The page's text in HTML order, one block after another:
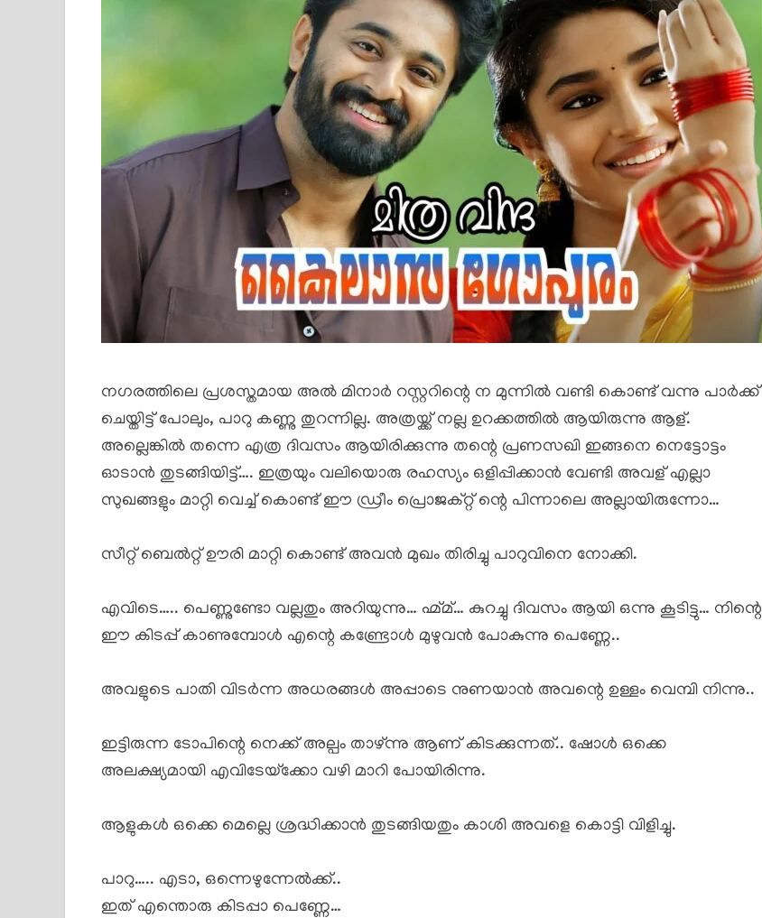
നഗരത്തിലെ പ്രശസ്തമായ അൽ മിനാർ റസ്റ്ററിന്റെ ന മുന്നിൽ വണ്ടി കൊണ്ട് വന്നു പാർക്ക്‌
ചെയ്തിട്ട് പോലും, പാറു കണ്ണു തുറന്നില്ല. അത്രയ്ക്ക് നല്ല ഉറക്കത്തിൽ ആയിരുന്നു ആള്.
അല്ലെങ്കിൽ തന്നെ എത്ര ദിവസം ആയിരിക്കുന്നു തന്റെ പ്രണസഖി ഇങ്ങനെ നെട്ടോട്ടം
ഓടാൻ തുടങ്ങിയിട്ട്…. ഇത്രയും വലിയൊരു രഹസ്യം ഒളിപ്പിക്കാൻ വേണ്ടി അവള് എല്ലാ
സുഖങ്ങളും മാറ്റി വെച്ച് കൊണ്ട് ഈ ഡ്രീം പ്രൊജക്റ്റ്‌ ന്റെ പിന്നാലെ അല്ലായിരുന്നോ…
സീറ്റ്‌ ബെൽറ്റ് ഊരി മാറ്റി കൊണ്ട് അവൻ മുഖം തിരിച്ചു പാറുവിനെ നോക്കി.
എവിടെ….. പെണ്ണുണ്ടോ വല്ലതും അറിയുന്നു… ഹ്മ്മ്… കുറച്ചു ദിവസം ആയി ഒന്നു കൂടിട്ടു… നിന്റെ
ഈ കിടപ്പ് കാണുമ്പോൾ എന്റെ കണ്ട്രോൾ മുഴുവൻ പോകുന്നു പെണ്ണേ..
അവളുടെ പാതി വിടർന്ന അധരങ്ങൾ അപ്പാടെ നുണയാൻ അവന്റെ ഉള്ളം വെമ്പി നിന്നു..
ഇട്ടിരുന്ന ടോപിന്റെ നെക്ക് അല്പം താഴ്ന്നു ആണ് കിടക്കുന്നത്.. ഷോൾ ഒക്കെ
അലക്ഷ്യമായി എവിടേയ്‌ക്കോ വഴി മാറി പോയിരിന്നു.
ആളുകൾ ഒക്കെ മെല്ലെ ശ്രദ്ധിക്കാൻ തുടങ്ങിയതും കാശി അവളെ കൊട്ടി വിളിച്ചു.
പാറു….. എടാ, ഒന്നെഴുന്നേൽക്ക്..
ഇത് എന്തൊരു കിടപ്പാ പെണ്ണേ…